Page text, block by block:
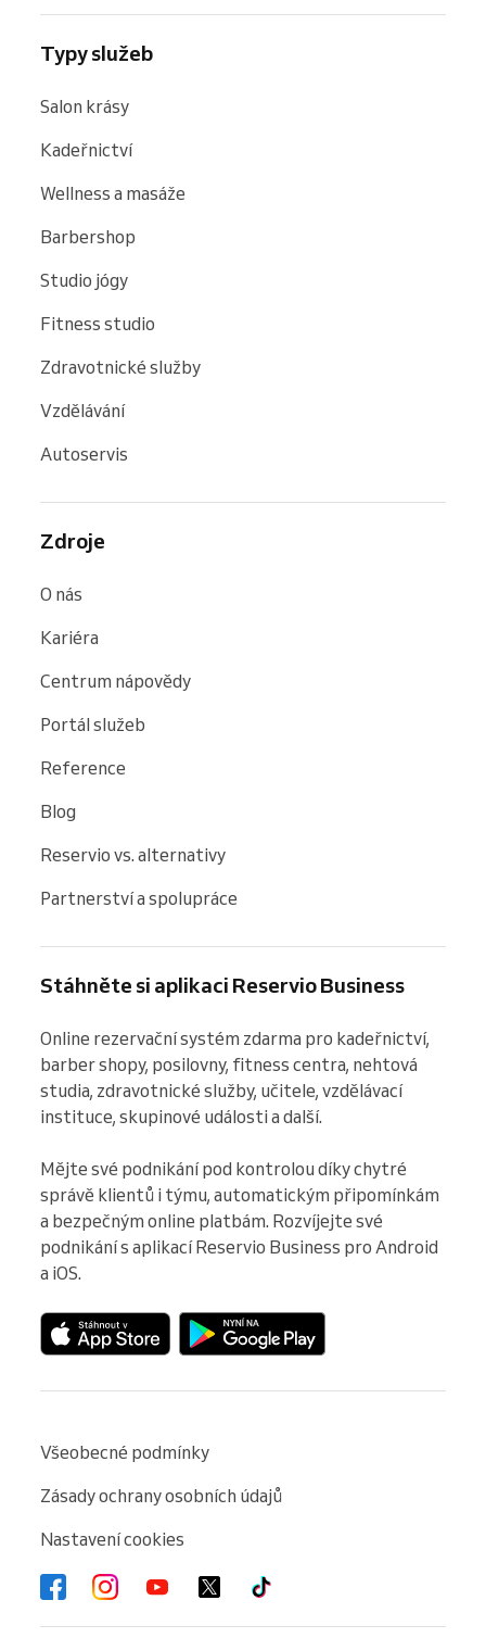
Typy služeb
Salon krásy
Kadeřnictví
Wellness a masáže
Barbershop
Studio jógy
Fitness studio
Zdravotnické služby
Vzdělávání
Autoservis
Zdroje
O nás
Kariéra
Centrum nápovědy
Portál služeb
Reference
Blog
Reservio vs. alternativy
Partnerství a spolupráce
Stáhněte si aplikaci Reservio Business
Online rezervační systém zdarma pro kadeřnictví,
barber shopy, posilovny, fitness centra, nehtová
studia, zdravotnické služby, učitele, vzdělávací
instituce, skupinové události a další.
Mějte své podnikání pod kontrolou díky chytré
správě klientů i týmu, automatickým připomínkám
a bezpečným online platbám. Rozvíjejte své
podnikání s aplikací Reservio Business pro Android
a iOS.
Všeobecné podmínky
Zásady ochrany osobních údajů
Nastavení cookies